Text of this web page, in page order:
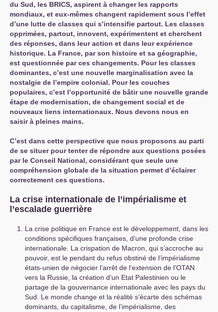
du Sud, les BRICS, aspirent à changer les rapports
mondiaux, et eux-mêmes changent rapidement sous l’effet
d’une lutte de classes qui s’intensifie partout. Les classes
opprimées, partout, innovent, expérimentent et cherchent
des réponses, dans leur action et dans leur expérience
historique. La France, par son histoire et sa géographie,
est questionnée par ces changements. Pour les classes
dominantes, c’est une nouvelle marginalisation avec la
nostalgie de l’empire colonial. Pour les couches
populaires, c’est l’opportunité de bâtir une nouvelle grande
étape de modernisation, de changement social et de
nouveaux liens internationaux. Nous devons nous en
saisir à pleines mains.
C’est dans cette perspective que nous proposons au parti
de se situer pour tenter de répondre aux questions posées
par le Conseil National, considérant que seule une
compréhension globale de la situation permet d’éclairer
correctement ces questions.
La crise internationale de l’impérialisme et
l’escalade guerrière
La crise politique en France est le développement, dans les
conditions spécifiques françaises, d’une profonde crise
internationale. La crispation de Macron, qui s’accroche au
pouvoir, est le pendant du refus obstiné de l’impérialisme
états-unien de négocier l’arrêt de l’extension de l’OTAN
vers la Russie, la création d’un Etat Palestinien ou le
partage de la gouvernance internationale avec les pays du
Sud. Le monde change et la réalité s’écarte des schémas
dominants, du capitalisme, de l’impérialisme, des